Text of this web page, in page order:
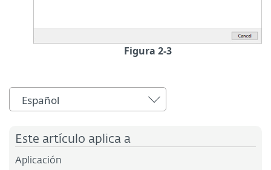
Figura 2-3
Español
Este artículo aplica a
Aplicación